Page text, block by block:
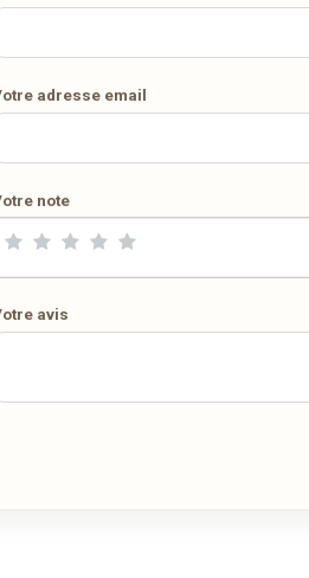
LIVRAISON
adresse email
note
avis